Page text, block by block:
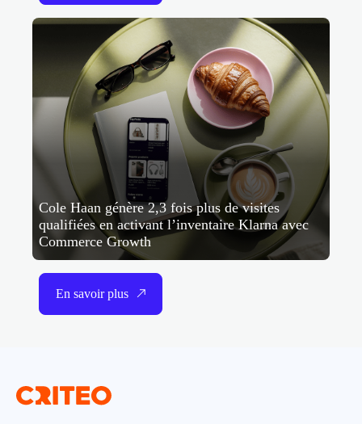
Cole Haan génère 2,3 fois plus de visites
qualifiées en activant l’inventaire Klarna avec
Commerce Growth
En savoir plus